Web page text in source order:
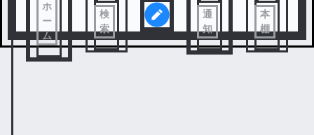
ホ
ー
ム
検
索
通
知
本
棚